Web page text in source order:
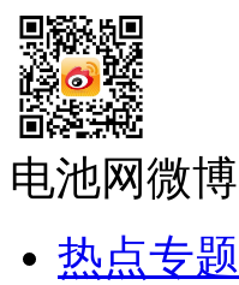
电池网微博
热点专题